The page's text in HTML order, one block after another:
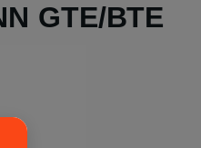
GTE/BTE